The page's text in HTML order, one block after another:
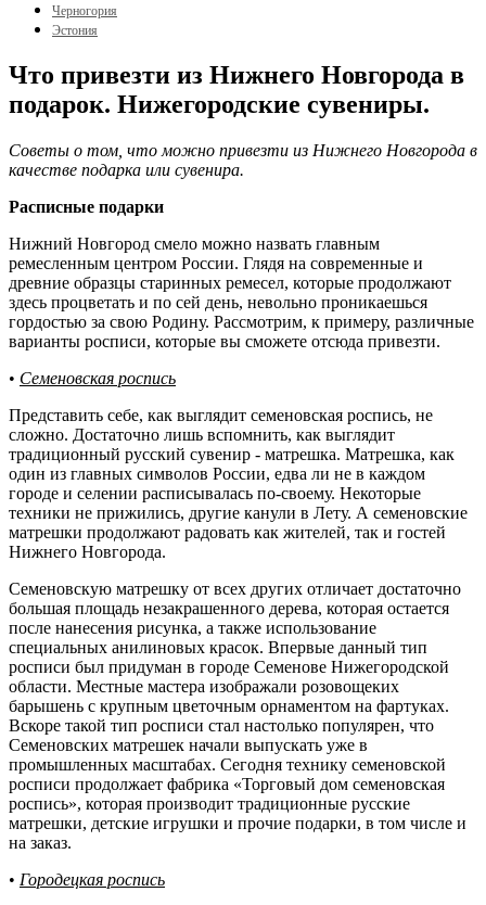
Черногория
Эстония
Что привезти из Нижнего Новгорода в
подарок. Нижегородские сувениры.
Советы о том, что можно привезти из Нижнего Новгорода в
качестве подарка или сувенира.
Расписные подарки
Нижний Новгород смело можно назвать главным
ремесленным центром России. Глядя на современные и
древние образцы старинных ремесел, которые продолжают
здесь процветать и по сей день, невольно проникаешься
гордостью за свою Родину. Рассмотрим, к примеру, различные
варианты росписи, которые вы сможете отсюда привезти.
• Семеновская роспись
Представить себе, как выглядит семеновская роспись, не
сложно. Достаточно лишь вспомнить, как выглядит
традиционный русский сувенир - матрешка. Матрешка, как
один из главных символов России, едва ли не в каждом
городе и селении расписывалась по-своему. Некоторые
техники не прижились, другие канули в Лету. А семеновские
матрешки продолжают радовать как жителей, так и гостей
Нижнего Новгорода.
Семеновскую матрешку от всех других отличает достаточно
большая площадь незакрашенного дерева, которая остается
после нанесения рисунка, а также использование
специальных анилиновых красок. Впервые данный тип
росписи был придуман в городе Семенове Нижегородской
области. Местные мастера изображали розовощеких
барышень с крупным цветочным орнаментом на фартуках.
Вскоре такой тип росписи стал настолько популярен, что
Семеновских матрешек начали выпускать уже в
промышленных масштабах. Сегодня технику семеновской
росписи продолжает фабрика «Торговый дом семеновская
роспись», которая производит традиционные русские
матрешки, детские игрушки и прочие подарки, в том числе и
на заказ.
• Городецкая роспись